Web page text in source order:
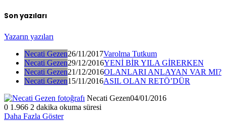
Son yazıları
Yazarın yazıları
Necati Gezen26/11/2017Varolma Tutkum
Necati Gezen29/12/2016YENİ BİR YILA GİRERKEN
Necati Gezen21/12/2016OLANLARI ANLAYAN VAR MI?
Necati Gezen15/11/2016ASIL OLAN RETÖ’DÜR
Necati Gezen04/01/2016
0 1.966 2 dakika okuma süresi
Daha Fazla Göster